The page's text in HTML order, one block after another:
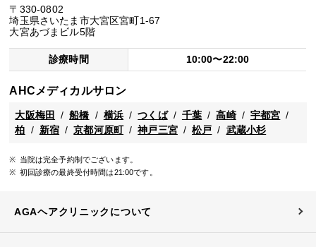
〒330-0802
埼玉県さいたま市大宮区宮町1-67
大宮あづまビル5階
診療時間 10:00〜22:00
AHCメディカルサロン
大阪梅田 船橋 横浜 つくば 千葉 高崎
宇都宮
柏
新宿 京都河原町 神戸三宮 松戸 武蔵小杉
当院は完全予約制でございます。
初回診療の最終受付時間は21:00です。
AGAヘアクリニックについて